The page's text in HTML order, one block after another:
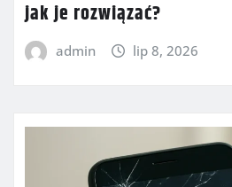
jak je rozwiązać?
admin lip 8, 2026